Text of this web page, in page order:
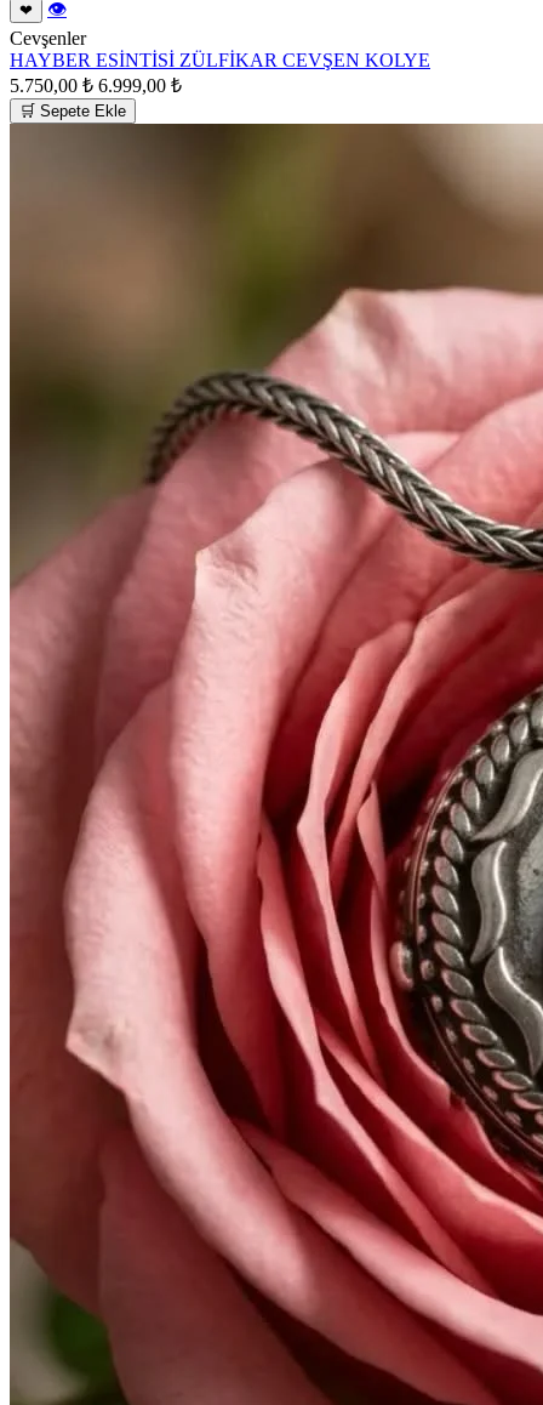
❤
👁
Cevşenler
HAYBER ESİNTİSİ ZÜLFİKAR CEVŞEN KOLYE
5.750,00 ₺ 6.999,00 ₺
🛒 Sepete Ekle